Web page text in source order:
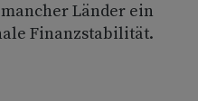
Länder ein
Finanzstabilität.